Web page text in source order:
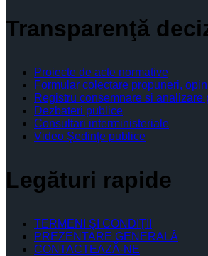
Transparenţă
Proiecte de acte normative
Formular colectare propuneri,
Registru consemnare si analizare
Dezbateri publice
Consultari interministeriale
Video Şedinţe publice
Legături rapide
TERMENI ŞI CONDIŢII
PREZENTARE GENERALĂ
CONTACTEAZĂ-NE